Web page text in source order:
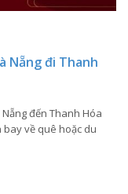
Nẵng đi Thanh
đến Thanh Hóa
bay về quê hoặc du